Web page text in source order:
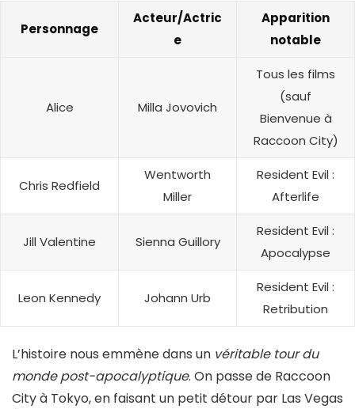
Personnage
Acteur/Actric
e
Apparition
notable
Alice Milla Jovovich
Tous les films
(sauf
Bienvenue à
Raccoon City)
Chris Redfield
Wentworth
Miller
Resident Evil :
Afterlife
Jill Valentine Sienna Guillory
Resident Evil :
Apocalypse
Leon Kennedy Johann Urb
Resident Evil :
Retribution
L’histoire nous emmène dans un véritable tour du
monde post-apocalyptique. On passe de Raccoon
City à Tokyo, en faisant un petit détour par Las Vegas